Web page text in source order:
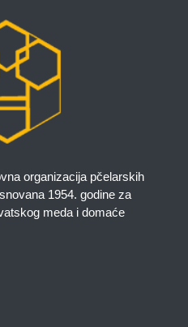
organizacija pčelarskih
1954. godine za
meda i domaće